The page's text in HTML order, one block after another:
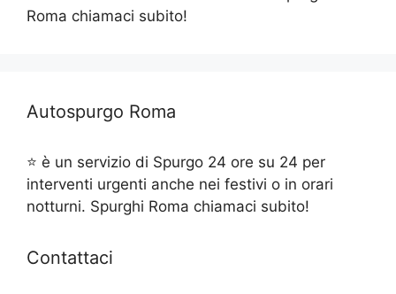
Roma chiamaci subito!
Autospurgo Roma
⭐ è un servizio di Spurgo 24 ore su 24 per
interventi urgenti anche nei festivi o in orari
notturni. Spurghi Roma chiamaci subito!
Contattaci